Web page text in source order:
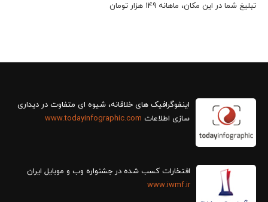
تبلیغ شما در این مکان، ماهانه 149 هزار تومان
سازی اطلاعات www.todayinfographic.com
افتخارات کسب شده در جشنواره وب و موبایل ایران
www.iwmf.ir